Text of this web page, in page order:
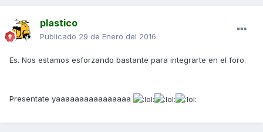
plastico
Publicado 29 de Enero del 2016
Es. Nos estamos esforzando bastante para integrarte en el foro.
Presentate yaaaaaaaaaaaaaaaa